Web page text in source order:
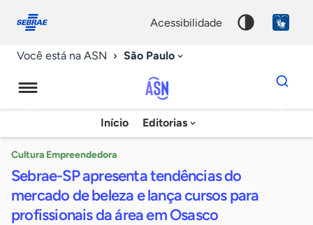
conosco
acessibilidade
Você está na ASN São Paulo
Agência
Sebrae
Notícias
Início Editorias
Dados
para
chave
Cultura Empreendedora
Sebrae-SP apresenta tendências do
mercado de beleza e lança cursos para
profissionais da área em Osasco